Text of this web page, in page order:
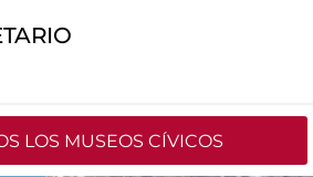
LOS MUSEOS CÍVICOS